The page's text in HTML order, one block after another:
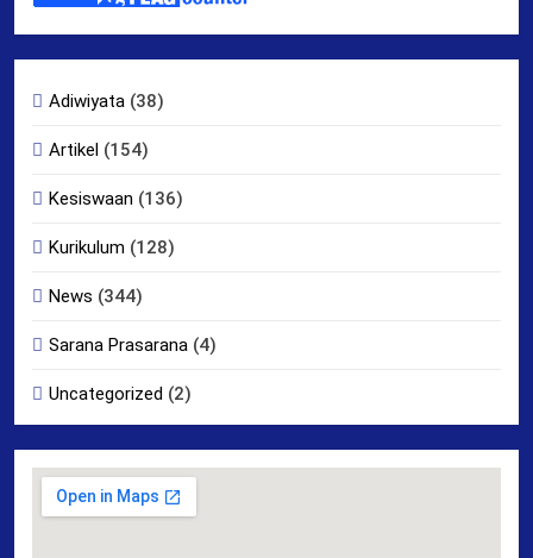
Adiwiyata (38)
Artikel (154)
Kesiswaan (136)
Kurikulum (128)
News (344)
Sarana Prasarana (4)
Uncategorized (2)